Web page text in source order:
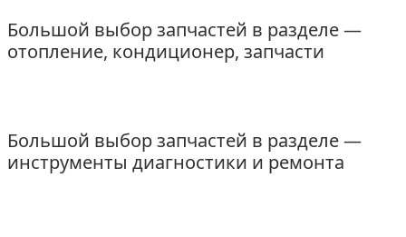
Большой выбор запчастей в разделе —
отопление, кондиционер, запчасти
Большой выбор запчастей в разделе —
инструменты диагностики и ремонта